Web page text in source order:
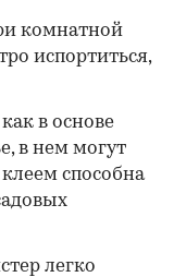
комнатной
испортиться,
в основе
в нем могут
клеем способна
легко